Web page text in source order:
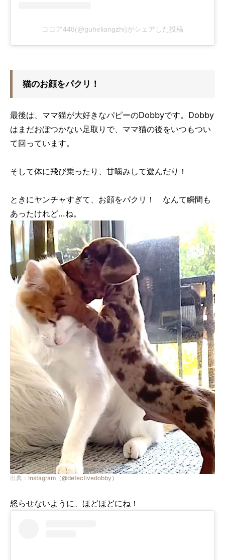
ココア448(@guheliangzhi)がシェアした投稿
猫のお顔をパクリ！
最後は、ママ猫が大好きなパピーのDobbyです。Dobby
はまだおぼつかない足取りで、ママ猫の後をいつもつい
て回っています。
そして体に飛び乗ったり、甘噛みして遊んだり！
ときにヤンチャすぎて、お顔をパクリ！ なんて瞬間も
あったけれど…ね。
出典： Instagram（@detectivedobby）
怒らせないように、ほどほどにね！